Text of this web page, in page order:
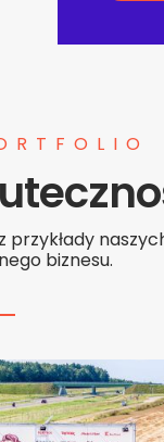
biznesu.